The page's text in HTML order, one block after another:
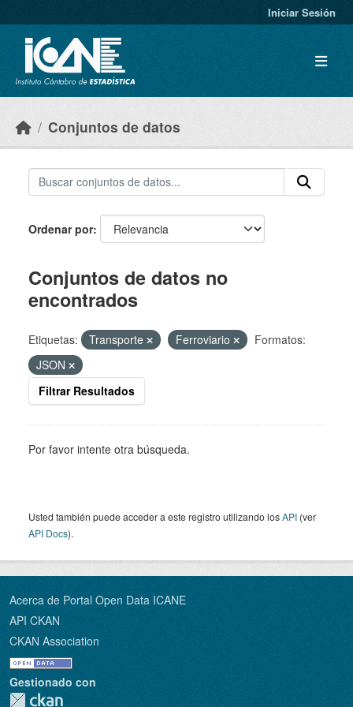
Iniciar Sesión
Conjuntos de datos
Ordenar por
Conjuntos de datos no
encontrados
Etiquetas: Transporte Ferroviario
Formatos:
JSON
Filtrar Resultados
Por favor intente otra búsqueda.
Usted también puede acceder a este registro utilizando losAPI (ver
API Docs).
Acerca de Portal Open Data ICANE
API CKAN
CKAN Association
Gestionado con